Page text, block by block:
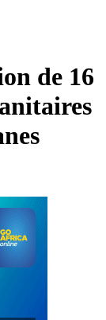
de 16